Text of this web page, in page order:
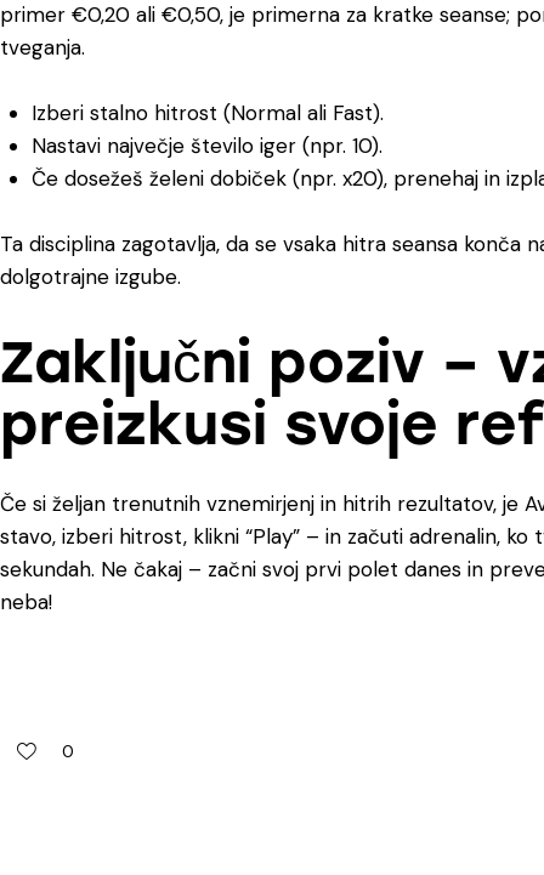
primer €0,20 ali €0,50, je primerna za kratke seanse;
tveganja.
Izberi stalno hitrost (Normal ali Fast).
Nastavi največje število iger (npr. 10).
Če dosežeš želeni dobiček (npr. x20), prenehaj in
Ta disciplina zagotavlja, da se vsaka hitra seansa konča
dolgotrajne izgube.
Zaključni poziv –
preizkusi svoje
Če si željan trenutnih vznemirjenj in hitrih rezultatov, je
stavo, izberi hitrost, klikni “Play” – in začuti adrenalin,
sekundah. Ne čakaj – začni svoj prvi polet danes in
neba!
0